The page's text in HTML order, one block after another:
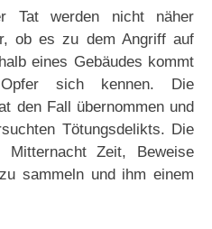
Tat werden nicht näher
ob es zu dem Angriff auf
eines Gebäudes kommt
sich kennen. Die
den Fall übernommen und
Tötungsdelikts. Die
Zeit, Beweise
sammeln und ihm einem